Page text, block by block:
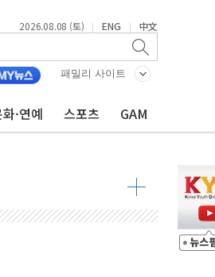
2026.08.08 (토) | ENG | 中文
패밀리 사이트
·연예 스포츠 GAM
42.08%
래 42.08%
송영길 11.63%